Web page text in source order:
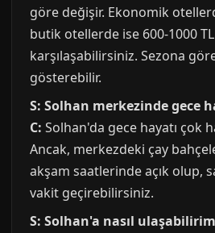
göre değişir. Ekonomik
butik otellerde ise 600-1000
karşılaşabilirsiniz. Sezona
gösterebilir.
S: Solhan merkezinde gece
C: Solhan'da gece hayatı çok
Ancak, merkezdeki çay
akşam saatlerinde açık olup,
vakit geçirebilirsiniz.
S: Solhan'a nasıl